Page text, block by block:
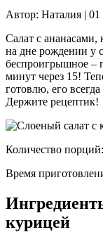
Автор: Наталия | 01
Салат с
на дне рождении у
беспроигрышное –
минут через 15!
готовлю, его
Держите рецептик!
Количество
Время
курицей